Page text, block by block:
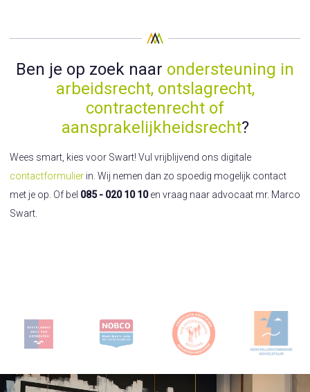
Ben je op zoek naar ondersteuning in
arbeidsrecht, ontslagrecht,
contractenrecht of
aansprakelijkheidsrecht?
Wees smart, kies voor Swart! Vul vrijblijvend ons digitale
contactformulier in. Wij nemen dan zo spoedig mogelijk contact
met je op. Of bel 085 - 020 10 10en vraag naar advocaat mr. Marco
Swart.